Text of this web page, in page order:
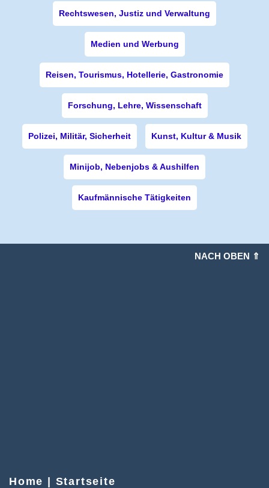
Rechtswesen, Justiz und Verwaltung
Medien und Werbung
Reisen, Tourismus, Hotellerie, Gastronomie
Forschung, Lehre, Wissenschaft
Polizei, Militär, Sicherheit Kunst, Kultur & Musik
Minijob, Nebenjobs & Aushilfen
Kaufmännische Tätigkeiten
NACH OBEN ⇑
Home | Startseite